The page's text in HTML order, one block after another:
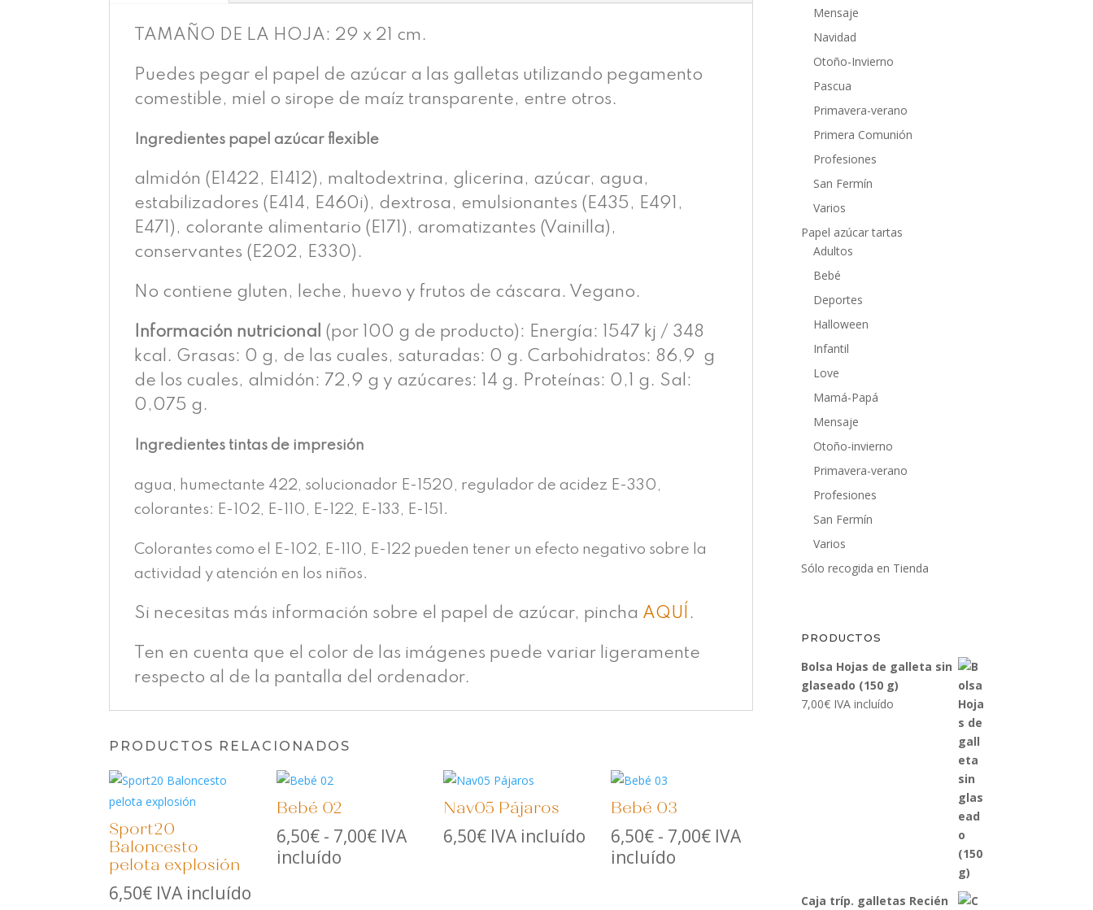
TAMAÑO DE LA HOJA: 29 x 21 cm.
Puedes pegar el papel de azúcar a las galletas utilizando pegamento
comestible, miel o sirope de maíz transparente, entre otros.
Ingredientes papel azúcar flexible
almidón (E1422, E1412), maltodextrina, glicerina, azúcar, agua,
estabilizadores (E414, E460i), dextrosa, emulsionantes (E435, E491,
E471), colorante alimentario (E171), aromatizantes (Vainilla),
conservantes (E202, E330).
No contiene gluten, leche, huevo y frutos de cáscara. Vegano.
Información nutricional (por 100 g de producto): Energía: 1547 kj / 348
kcal. Grasas: 0 g, de las cuales, saturadas: 0 g. Carbohidratos: 86,9 g
de los cuales, almidón: 72,9 g y azúcares: 14 g. Proteínas: 0,1 g. Sal:
0,075 g.
Ingredientes tintas de impresión
agua, humectante 422, solucionador E-1520, regulador de acidez E-330,
colorantes: E-102, E-110, E-122, E-133, E-151.
Colorantes como el E-102, E-110, E-122 pueden tener un efecto negativo sobre la
actividad y atención en los niños.
Si necesitas más información sobre el papel de azúcar, pincha AQUÍ .
Ten en cuenta que el color de las imágenes puede variar ligeramente
respecto al de la pantalla del ordenador.
PRODUCTOS RELACIONADOS
Sport20
Baloncesto
pelota explosión
6,50€ IVA incluído
Bebé 02
6,50€ - 7,00€Rango
IVA
incluído
Nav05 Pájaros
6,50€ IVA incluído
Bebé 03
6,50€ - 7,00€Rango
IVA
incluído
Mensaje
Navidad
Otoño-Invierno
Pascua
Primavera-verano
Primera Comunión
Profesiones
San Fermín
Varios
Papel azúcar tartas
Adultos
Bebé
Deportes
Halloween
Infantil
Love
Mamá-Papá
Mensaje
Otoño-invierno
Primavera-verano
Profesiones
San Fermín
Varios
Sólo recogida en Tienda
PRODUCTOS
Bolsa Hojas de galleta sin
glaseado (150 g)
7,00€ IVA incluído
Caja tríp. galletas Recién